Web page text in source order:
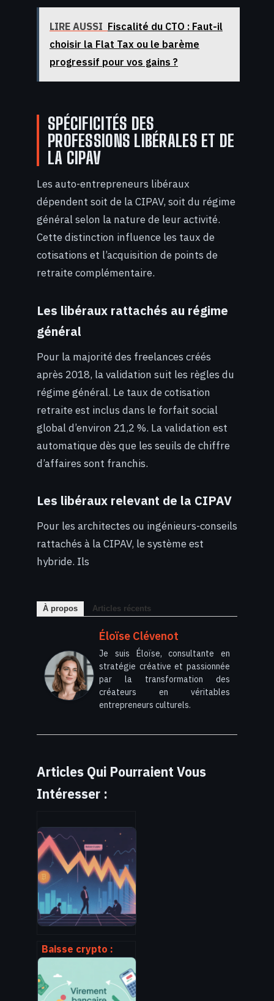
LIRE AUSSI Fiscalité du CTO : Faut-il
choisir la Flat Tax ou le barème
progressif pour vos gains ?
SPÉCIFICITÉS DES
PROFESSIONS LIBÉRALES ET DE
LA CIPAV
Les auto-entrepreneurs libéraux
dépendent soit de la CIPAV, soit du régime
général selon la nature de leur activité.
Cette distinction influence les taux de
cotisations et l’acquisition de points de
retraite complémentaire.
Les libéraux rattachés au régime
général
Pour la majorité des freelances créés
après 2018, la validation suit les règles du
régime général. Le taux de cotisation
retraite est inclus dans le forfait social
global d’environ 21,2 %. La validation est
automatique dès que les seuils de chiffre
d’affaires sont franchis.
Les libéraux relevant de la CIPAV
Pour les architectes ou ingénieurs-conseils
rattachés à la CIPAV, le système est
hybride. Ils
À propos Articles récents
Éloïse Clévenot
Je suis Éloïse, consultante en
stratégie créative et passionnée
par la transformation des
créateurs en véritables
entrepreneurs culturels.
Articles Qui Pourraient Vous
Intéresser :
Baisse crypto :
intelligemment
face au marché qui